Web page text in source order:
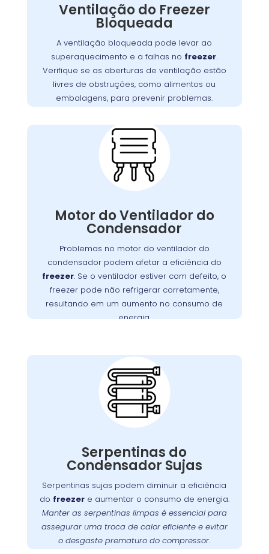
Ventilação do Freezer
Bloqueada
A ventilação bloqueada pode levar ao
superaquecimento e a falhas no freezer.
Verifique se as aberturas de ventilação estão
livres de obstruções, como alimentos ou
embalagens, para prevenir problemas.
do motor e falhas no sistema de refrigeração
.
Garanta que as aberturas de
alimentos ou embalagens
. Manter uma boa
ventilação é essencial para assegurar a
eficiência e a longevidade do
freezer
prevenindo custos extras com reparos.
Motor do Ventilador do
Condensador
Problemas no motor do ventilador do
condensador podem afetar a eficiência do
freezer. Se o ventilador estiver com defeito, o
freezer pode não refrigerar corretamente,
resultando em um aumento no consumo de
energia.
Problemas com o
Motor do Ventilador do
Condensador:
O motor do ventilador do condensador
do calor gerado pelo
freezer
.
Se o ventilador
não operar corretamente, o freezer pode ter
no Rebouças realiza
motores defeituosos, assegurando que seu
Serpentinas do
Condensador Sujas
Serpentinas sujas podem diminuir a eficiência
do freezere aumentar o consumo de energia.
Manter as serpentinas limpas é essencial para
assegurar uma troca de calor eficiente e evitar
o desgaste prematuro do compressor.
Limpeza das
Serpentinas do
Condensador no
Rebouças
podem acumular sujeira e poeira, o que pode
comprometer a eficiência do
freezer
.
Manter
essas serpentinas limpas é fundamental para
assegurar uma troca de calor eficaz e prevenir
o desgaste prematuro do compressor
. A
Wandertec
oferece serviços especializados
de limpeza e manutenção preventiva para
garantir que seu
freezer
funcione sempre em